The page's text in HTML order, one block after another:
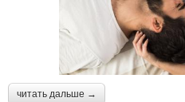
читать дальше →